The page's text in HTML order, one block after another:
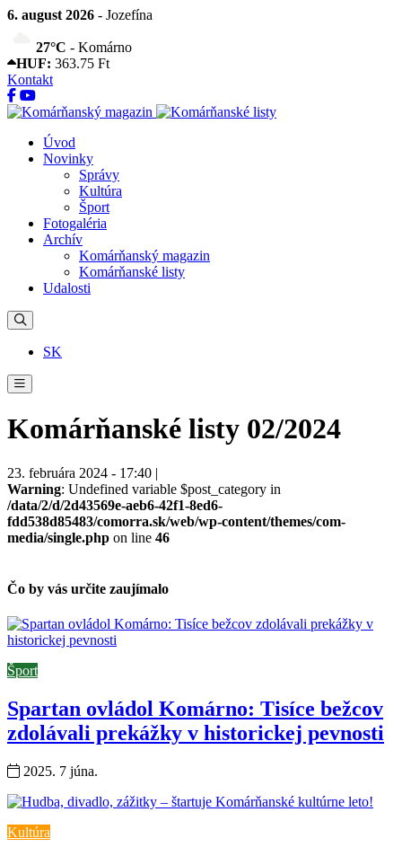
6. august 2026 - Jozefína
27°C - Komárno
HUF: 363.75 Ft
Kontakt
Úvod
Novinky
Správy
Kultúra
Šport
Fotogaléria
Archív
Komárňanský magazin
Komárňanské listy
Udalosti
SK
Komárňanské listy 02/2024
23. februára 2024 - 17:40 |
Warning: Undefined variable $post_category in
/data/2/d/2d43569e-aeb6-42f1-8ed6-
fdd538d85483/comorra.sk/web/wp-content/themes/com-
media/single.php on line 46
Čo by vás určite zaujímalo
Šport
Spartan ovládol Komárno: Tisíce bežcov
zdolávali prekážky v historickej pevnosti
2025. 7 júna.
Kultúra